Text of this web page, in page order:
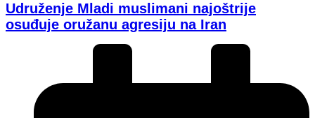
Udruženje Mladi muslimani najoštrije
osuđuje oružanu agresiju na Iran